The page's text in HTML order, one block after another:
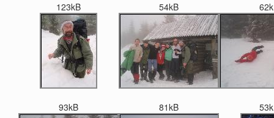
123kB 54kB
93kB 81kB